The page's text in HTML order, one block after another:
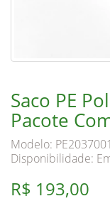
Saco PE
Pacote
Modelo:
Disponibilidade:
R$ 193,00